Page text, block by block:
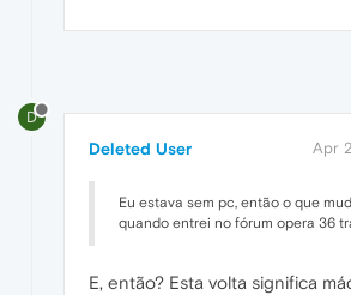
D
Deleted User Apr
Eu estava sem pc, então o que
quando entrei no fórum opera 36
E, então? Esta volta significa